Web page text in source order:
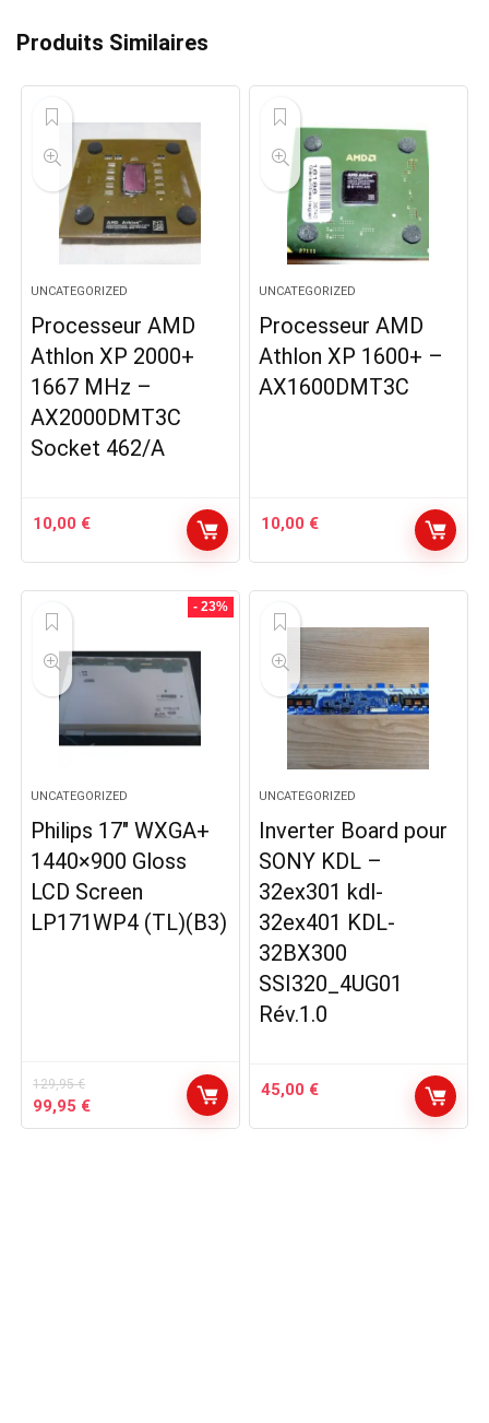
Produits Similaires
UNCATEGORIZED
Processeur AMD
Athlon XP 2000+
1667 MHz –
AX2000DMT3C
Socket 462/A
10,00 €
UNCATEGORIZED
Processeur AMD
Athlon XP 1600+ –
AX1600DMT3C
10,00 €
- 23%
UNCATEGORIZED
Philips 17″ WXGA+
1440×900 Gloss
LCD Screen
LP171WP4 (TL)(B3)
129,95€
Le
prix
99,95 €Le
prix
UNCATEGORIZED
Inverter Board pour
SONY KDL –
32ex301 kdl-
32ex401 KDL-
32BX300
SSI320_4UG01
Rév.1.0
45,00 €